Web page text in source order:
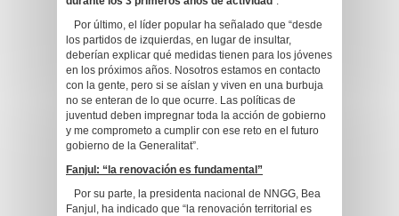
Por último, el líder popular ha señalado que “desde
los partidos de izquierdas, en lugar de insultar,
deberían explicar qué medidas tienen para los jóvenes
en los próximos años. Nosotros estamos en contacto
con la gente, pero si se aíslan y viven en una burbuja
no se enteran de lo que ocurre. Las políticas de
juventud deben impregnar toda la acción de gobierno
y me comprometo a cumplir con ese reto en el futuro
gobierno de la Generalitat”.
Fanjul: “la renovación es fundamental”
Por su parte, la presidenta nacional de NNGG, Bea
Fanjul, ha indicado que “la renovación territorial es